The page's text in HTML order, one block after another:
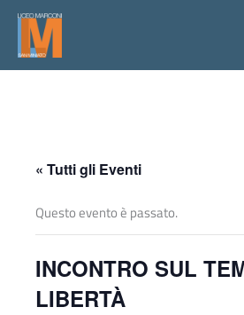
contenuto
« Tutti gli Eventi
Questo evento è passato.
INCONTRO SUL
LIBERTÀ